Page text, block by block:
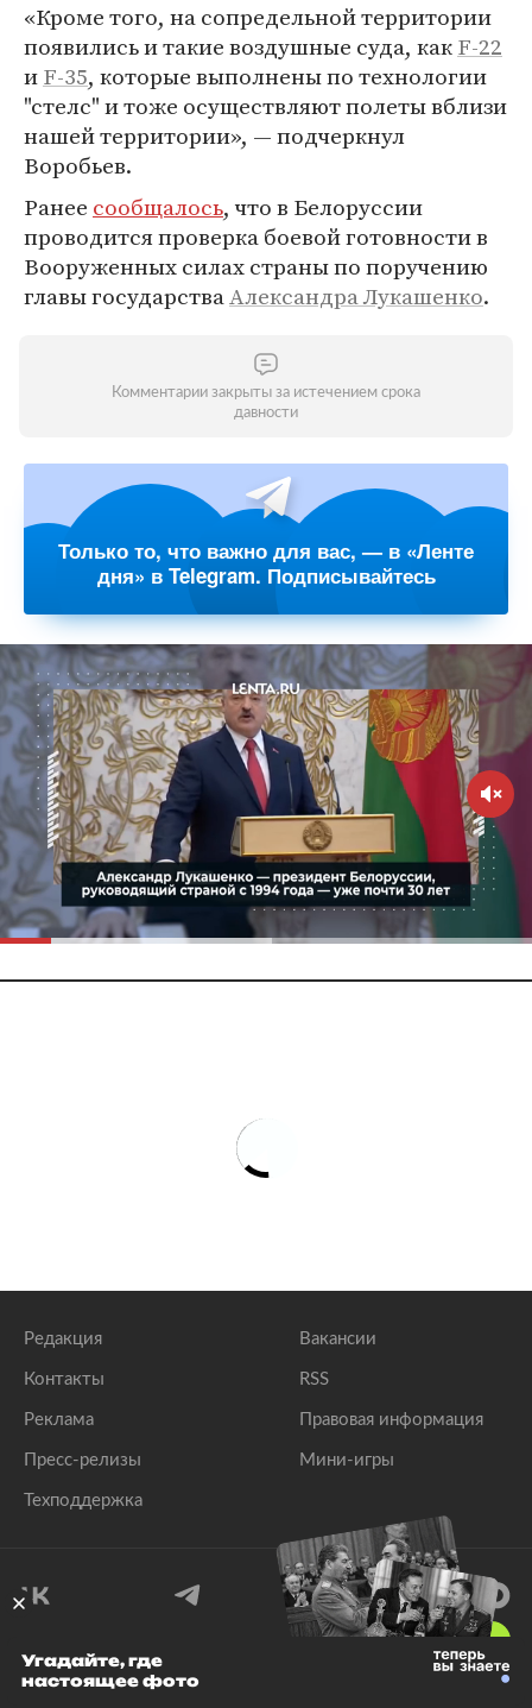
«Кроме того, на сопредельной территории
появились и такие воздушные суда, какF-22
иF-35, которые выполнены по технологии
"стелс" и тоже осуществляют полеты вблизи
нашей территории», — подчеркнул
Воробьев.
Ранее сообщалось, что в Белоруссии
проводится проверка боевой готовности в
Вооруженных силах страны по поручению
главы государстваАлександра Лукашенко.
Комментарии закрыты за истечением срока
давности
Только то, что важно для вас, — в «Ленте
дня» в Telegram. Подписывайтесь
Редакция
Контакты
Реклама
Пресс-релизы
Техподдержка
Вакансии
RSS
Правовая информация
Мини-игры
© 1999–2026 Все права защищены.
Угадайте, где
настоящее фото